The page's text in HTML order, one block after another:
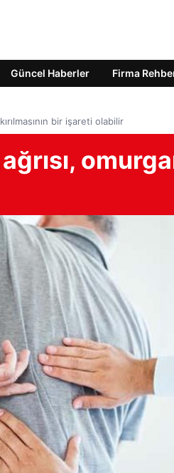
Güncel Haberler Firma
bir işareti olabilir